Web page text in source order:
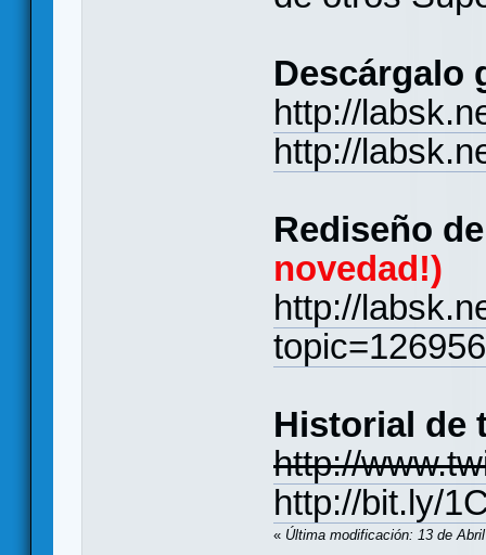
Descárgalo
http://
http://
Rediseño
novedad!)
http://
Historial de
http://
http://bit.ly/
« Última modificación: 13 de